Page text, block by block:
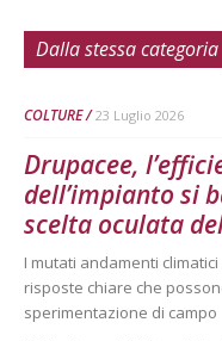
Dalla stessa categoria
COLTURE 23 Luglio 2026
Drupacee,
dell’impianto si
scelta oculata
I mutati andamenti
risposte chiare che
sperimentazione di campo